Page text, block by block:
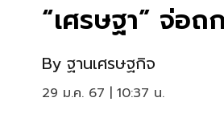
“เศรษฐา” จ่อ
By ฐานเศรษฐกิจ
29 ม.ค. 67 | 10:37 น.